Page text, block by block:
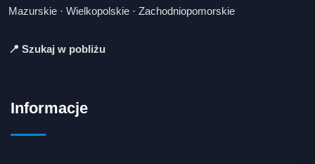
Mazurskie · Wielkopolskie · Zachodniopomorskie
📍 Szukaj w pobliżu
Informacje